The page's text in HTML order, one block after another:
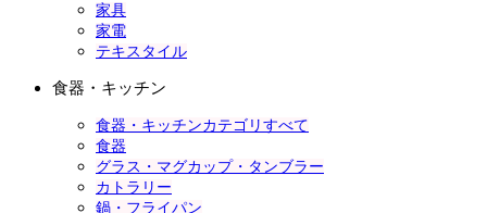
家具
家電
テキスタイル
食器・キッチン
食器・キッチンカテゴリすべて
食器
グラス・マグカップ・タンブラー
カトラリー
鍋・フライパン